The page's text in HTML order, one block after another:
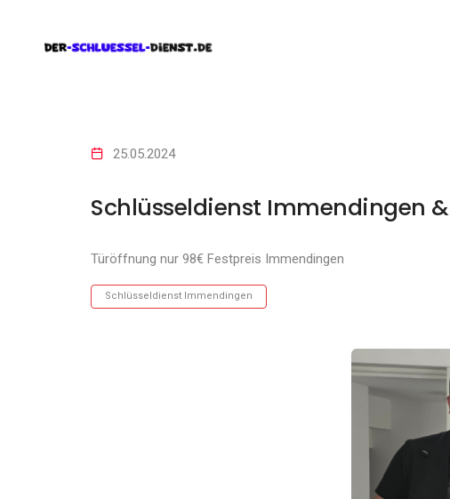
25.05.2024
Schlüsseldienst Immendingen
Türöffnung nur 98€ Festpreis Immendingen
Schlüsseldienst Immendingen